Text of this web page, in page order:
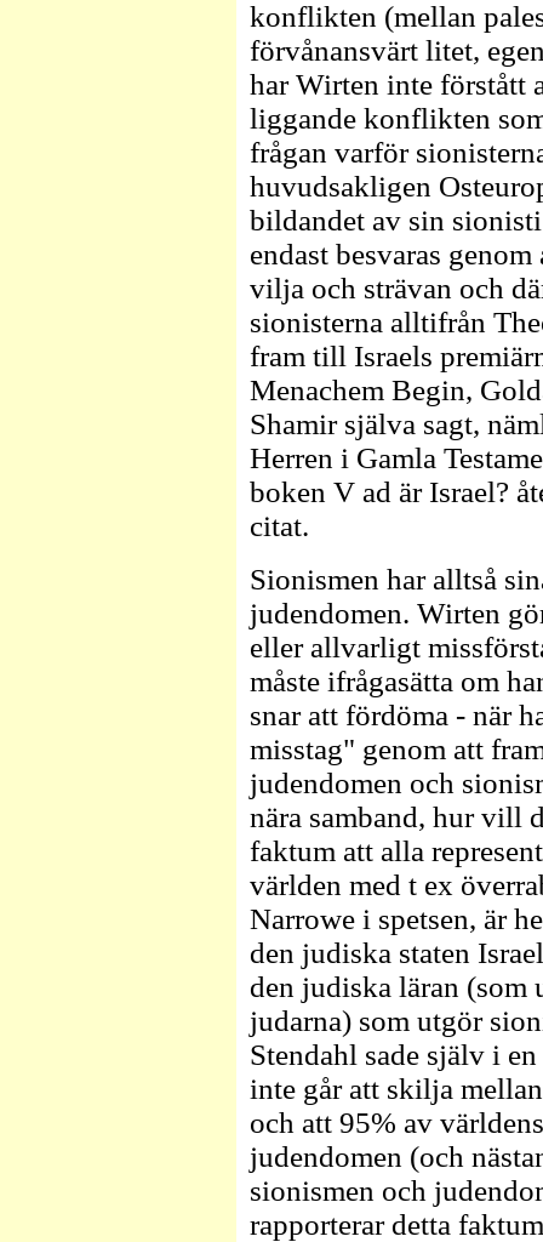
konflikten (mellan
förvånansvärt litet,
har Wirten inte förstått
liggande konflikten
frågan varför
huvudsakligen
bildandet av sin
endast besvaras
vilja och strävan och
sionisterna alltifrån
fram till Israels
Menachem Begin,
Shamir själva sagt,
Herren i Gamla
boken V ad är Israel?
citat.
Sionismen har alltså
judendomen. Wirten
eller allvarligt
måste ifrågasätta om
snar att fördöma - när
misstag" genom att
judendomen och
nära samband, hur vill
faktum att alla
världen med t ex
Narrowe i spetsen, är
den judiska staten
den judiska läran
judarna) som utgör
Stendahl sade själv i
inte går att skilja
och att 95% av
judendomen (och
sionismen och
rapporterar detta